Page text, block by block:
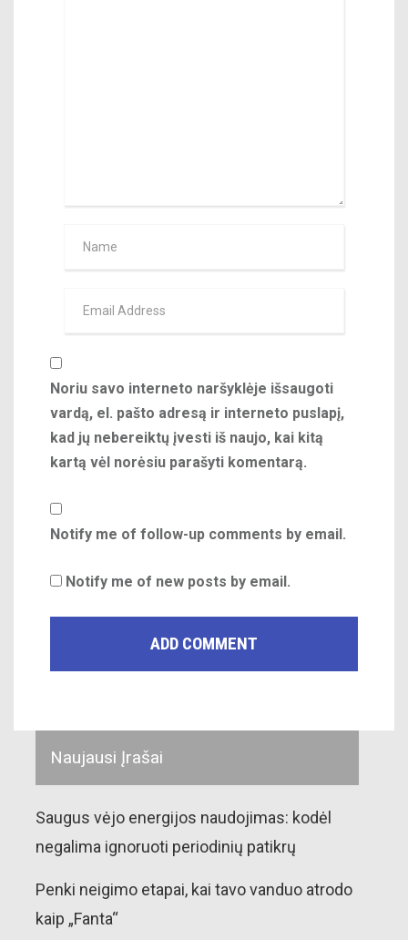
Noriu savo interneto naršyklėje išsaugoti
vardą, el. pašto adresą ir interneto puslapį,
kad jų nebereiktų įvesti iš naujo, kai kitą
kartą vėl norėsiu parašyti komentarą.
Notify me of follow-up comments by email.
Notify me of new posts by email.
Naujausi Įrašai
Saugus vėjo energijos naudojimas: kodėl
negalima ignoruoti periodinių patikrų
Penki neigimo etapai, kai tavo vanduo atrodo
kaip „Fanta“